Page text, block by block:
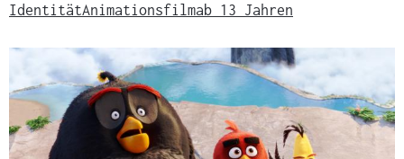
IdentitätAnimationsfilmab 13 Jahren